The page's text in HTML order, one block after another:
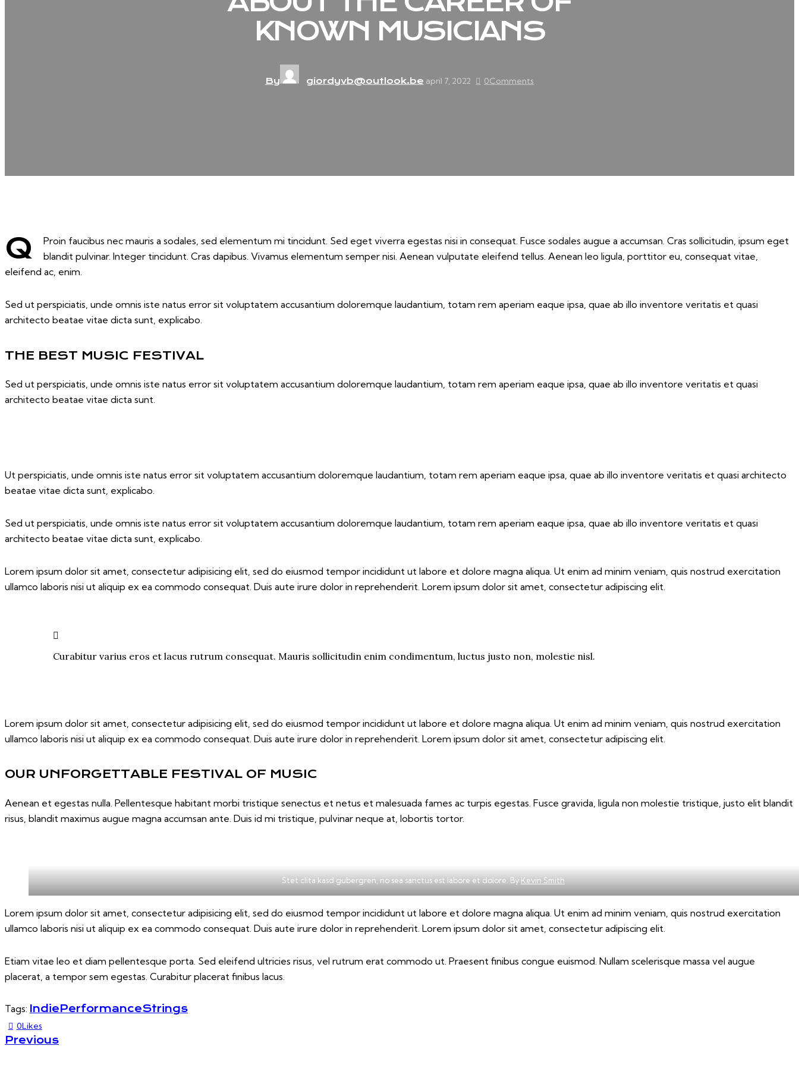
KNOWN MUSICIANS
By giordyvb@outlook.be april 7, 2022 0Comments
Q
Proin faucibus nec mauris a sodales, sed elementum mi tincidunt. Sed eget viverra egestas nisi in consequat. Fusce sodales augue a accumsan. Cras sollicitudin, ipsum eget
blandit pulvinar. Integer tincidunt. Cras dapibus. Vivamus elementum semper nisi. Aenean vulputate eleifend tellus. Aenean leo ligula, porttitor eu, consequat vitae,
eleifend ac, enim.
Sed ut perspiciatis, unde omnis iste natus error sit voluptatem accusantium doloremque laudantium, totam rem aperiam eaque ipsa, quae ab illo inventore veritatis et quasi
architecto beatae vitae dicta sunt, explicabo.
THE BEST MUSIC FESTIVAL
Sed ut perspiciatis, unde omnis iste natus error sit voluptatem accusantium doloremque laudantium, totam rem aperiam eaque ipsa, quae ab illo inventore veritatis et quasi
architecto beatae vitae dicta sunt.
Ut perspiciatis, unde omnis iste natus error sit voluptatem accusantium doloremque laudantium, totam rem aperiam eaque ipsa, quae ab illo inventore veritatis et quasi architecto
beatae vitae dicta sunt, explicabo.
Sed ut perspiciatis, unde omnis iste natus error sit voluptatem accusantium doloremque laudantium, totam rem aperiam eaque ipsa, quae ab illo inventore veritatis et quasi
architecto beatae vitae dicta sunt, explicabo.
Lorem ipsum dolor sit amet, consectetur adipisicing elit, sed do eiusmod tempor incididunt ut labore et dolore magna aliqua. Ut enim ad minim veniam, quis nostrud exercitation
ullamco laboris nisi ut aliquip ex ea commodo consequat. Duis aute irure dolor in reprehenderit. Lorem ipsum dolor sit amet, consectetur adipiscing elit.
Curabitur varius eros et lacus rutrum consequat. Mauris sollicitudin enim condimentum, luctus justo non, molestie nisl.
Lorem ipsum dolor sit amet, consectetur adipisicing elit, sed do eiusmod tempor incididunt ut labore et dolore magna aliqua. Ut enim ad minim veniam, quis nostrud exercitation
ullamco laboris nisi ut aliquip ex ea commodo consequat. Duis aute irure dolor in reprehenderit. Lorem ipsum dolor sit amet, consectetur adipiscing elit.
OUR UNFORGETTABLE FESTIVAL OF MUSIC
Aenean et egestas nulla. Pellentesque habitant morbi tristique senectus et netus et malesuada fames ac turpis egestas. Fusce gravida, ligula non molestie tristique, justo elit blandit
risus, blandit maximus augue magna accumsan ante. Duis id mi tristique, pulvinar neque at, lobortis tortor.
Stet clita kasd gubergren, no sea sanctus est labore et dolore. By Kevin Smith
Lorem ipsum dolor sit amet, consectetur adipisicing elit, sed do eiusmod tempor incididunt ut labore et dolore magna aliqua. Ut enim ad minim veniam, quis nostrud exercitation
ullamco laboris nisi ut aliquip ex ea commodo consequat. Duis aute irure dolor in reprehenderit. Lorem ipsum dolor sit amet, consectetur adipiscing elit.
Etiam vitae leo et diam pellentesque porta. Sed eleifend ultricies risus, vel rutrum erat commodo ut. Praesent finibus congue euismod. Nullam scelerisque massa vel augue
placerat, a tempor sem egestas. Curabitur placerat finibus lacus.
Tags: Indie PerformanceStrings
0Likes
BERICHT
Previous